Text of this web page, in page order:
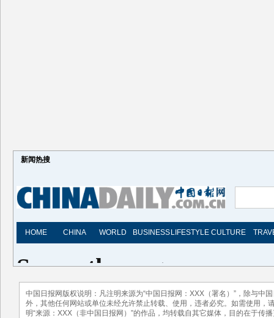
新闻热搜
中国日报网版权说明：凡注明来源为“中国日报网：XXX（署名）”，除与中
外，其他任何网站或单位未经允许禁止转载、使用，违者必究。如需使用，
明“来源：XXX（非中国日报网）”的作品，均转载自其它媒体，目的在于传